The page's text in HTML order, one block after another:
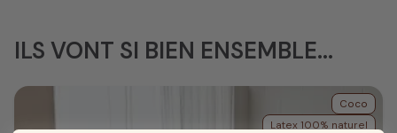
ILS VONT SI BIEN ENSEMBLE...
Coco
Latex 100% naturel